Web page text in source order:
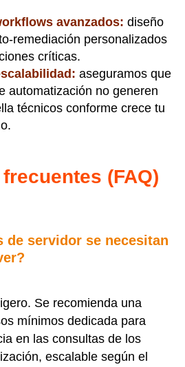
avanzados: diseño
remediación personalizados
críticas.
aseguramos que
automatización no generen
técnicos conforme crece tu
(FAQ)
de servidor se necesitan
Se recomienda una
mínimos dedicada para
en las consultas de los
escalable según el